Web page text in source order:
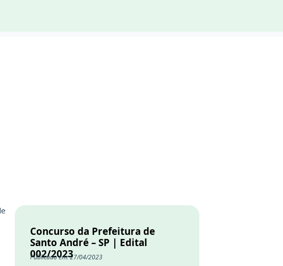
Concurso da Prefeitura de
Santo André – SP | Edital
002/2023
Publicado em: 27/04/2023